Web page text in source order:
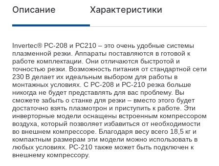
Описание Характеристики
Invertec® PC-208 и PC210 – это очень удобные системы
плазменной резки. Аппараты поставляются в готовой к
работе комплектации. Они отличаются быстротой и
точностью резки. Возможность питания от стандартной сети
230 В делает их идеальным выбором для работы в
монтажных условиях. С PC-208 и PC-210 резка больше
никогда не будет представлять для вас проблему. Вы
сможете забыть о станке для резки – вместо этого будет
достаточно взять плазмотрон и приступить к работе. Эти
инверторные модели оснащены встроенным компрессором
воздуха, который позволяет избавиться от необходимости
во внешнем компрессоре. Благодаря весу всего 18,5 кг и
компактным размерам эти модели можно использовать в
любых условиях. PC-210 также может быть подключен к
внешнему компрессору.